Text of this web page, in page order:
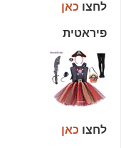
לחצו כאן
פיראטית
לחצו כאן